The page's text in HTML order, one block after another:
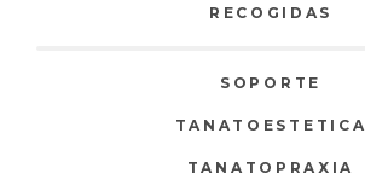
RECOGIDAS
SOPORTE
TANATOESTETICA
TANATOPRAXIA